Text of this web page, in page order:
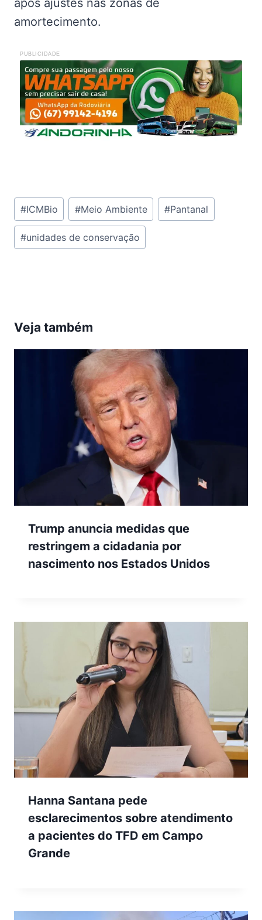
após ajustes nas zonas de
amortecimento.
PUBLICIDADE
Tags
do
Post:
#ICMBio #Meio Ambiente #Pantanal
#unidades de conservação
Veja também
Trump anuncia medidas que
restringem a cidadania por
nascimento nos Estados Unidos
Hanna Santana pede
esclarecimentos sobre atendimento
a pacientes do TFD em Campo
Grande